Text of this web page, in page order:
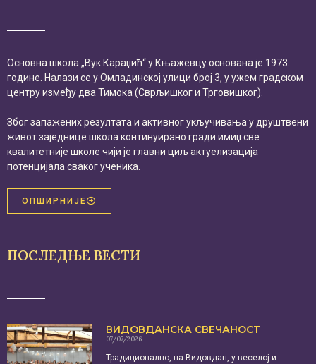
Основна школа „Вук Караџић“ у Књажевцу основана је 1973.
године. Налази се у Омладинској улици број 3, у ужем градском
центру између два Тимока (Сврљишког и Трговишког).
Због запажених резултата и активног укључивања у друштвени
живот заједнице школа континуирано гради имиџ све
квалитетније школе чији је главни циљ актуелизација
потенцијала сваког ученика.
ОПШИРНИЈЕ
ПОСЛЕДЊЕ ВЕСТИ
ВИДОВДАНСКА СВЕЧАНОСТ
07/07/2026
Традиционално, на Видовдан, у веселој и